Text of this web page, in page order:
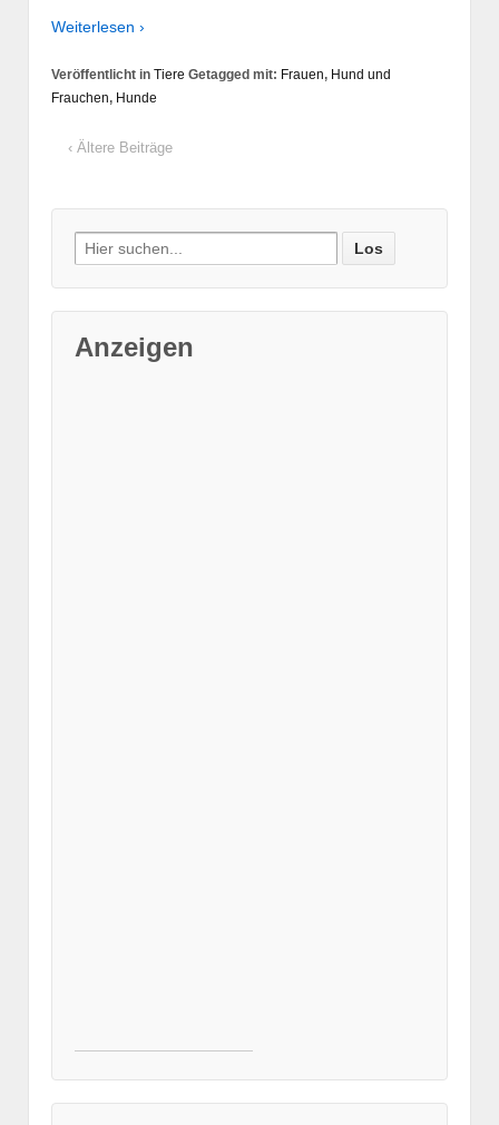
Weiterlesen ›
Veröffentlicht in Tiere Getagged mit: Frauen, Hund und
Frauchen, Hunde
‹ Ältere Beiträge
Suche nach:
Anzeigen